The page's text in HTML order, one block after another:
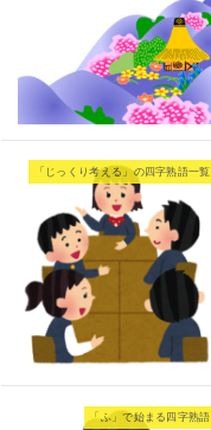
「じっくり考える」の四字熟語一覧
「ふ」で始まる四字熟語